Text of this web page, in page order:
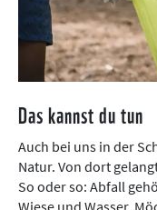
Das kannst du tun
Auch bei uns in der
Natur. Von dort
So oder so: Abfall